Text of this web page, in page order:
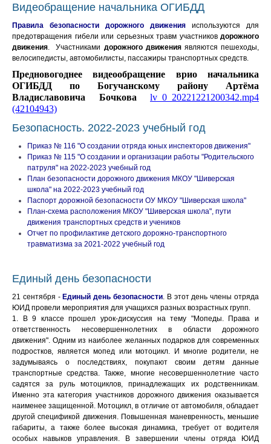
Видеобращение начальника ОГИБДД
Правила безопасности дорожного движения используются для
предотвращения гибели или серьезных травм участников дорожного
движения . Участниками дорожного движенияявляются пешеходы,
велосипедисты, автомобилисты, пассажиры транспортных средств.
Предновогоднее видеообращение врио начальника
ОГИБДД по Богучанскому району Артёма
Владиславовича Бочкова
lv_0_20221221200342.mp4
(42104943)
Безопасность. 2022-2023 учебный год
Приказ № 116 "О создании отряда юных инспекторов движения"
Приказ № 115 "О создании и организации работы "Родительского
патруля" на 2022-2023 учебный год
План безопасности дорожного движения МКОУ "Шиверская
школа" на 2022-2023 учебный год
Паспорт дорожной безопасности ОУ МКОУ "Шиверская школа"
План-схема расположения МКОУ "Шиверская школа", пути
движения транспортных средств и учеников
Отчет по профилактике детского дорожно-транспортного
травматизма за 2021-2022 учебный год
Единый день безопасности
21 сентября -Единый день безопасности . В этот день члены отряда
ЮИД провели мероприятия для учащихся разных возрастных групп.
1. В 9 классе прошел урок-дискуссия на тему "Мопеды. Права и
ответственность несовершеннолетних в области дорожного
движения". Одним из наиболее желанных подарков для современных
подростков, является мопед или мотоцикл. И многие родители, не
задумываясь о последствиях, покупают своим детям данные
транспортные средства. Также, многие несовершеннолетние часто
садятся за руль мотоциклов, принадлежащих их родственникам.
Именно эта категория участников дорожного движения оказывается
наименее защищенной. Мотоцикл, в отличие от автомобиля, обладает
другой спецификой движения. Повышенная маневренность, меньшие
габариты, а также более высокая динамика, требует от водителя
особых навыков управления. В завершении члены отряда ЮИД